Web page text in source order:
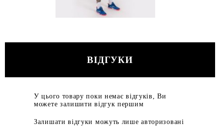
ВІДГУКИ
У цього товару поки немає відгуків, Ви
можете залишити відгук першим
Залишати відгуки можуть лише авторизовані